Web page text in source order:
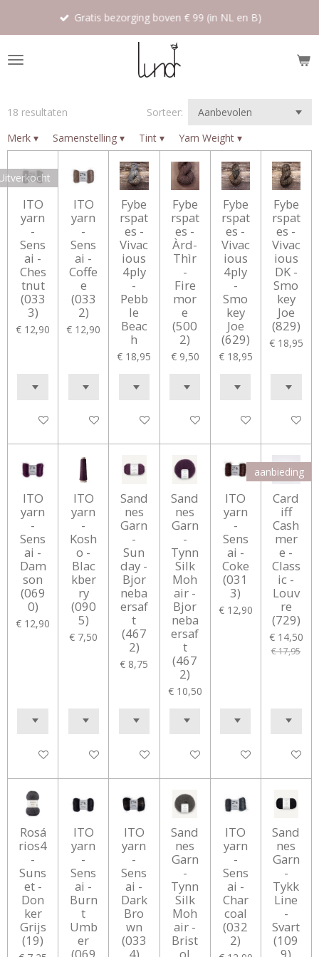
de
Gratis bezorging boven € 99 (in NL en B)
18 resultaten
Sorteer:
Merk ▾ Samenstelling ▾ Tint ▾ Yarn Weight ▾
ITO
yarn
-
Sens
ai -
Ches
tnut
(033
3)
€ 12,90
Houd mij op de hoogte
ITO
yarn
-
Sens
ai -
Coffe
e
(033
2)
€ 12,90
In winkelwagen
Fybe
rspat
es -
Vivac
ious
4ply
-
Pebb
le
Beac
h
€ 18,95
In winkelwagen
Fybe
rspat
es -
Àrd-
Thìr
-
Fire
mor
e
(500
2)
€ 9,50
In winkelwagen
Fybe
rspat
es -
Vivac
ious
4ply
-
Smo
key
Joe
(629)
€ 18,95
In winkelwagen
Fybe
rspat
es -
Vivac
ious
DK -
Smo
key
Joe
(829)
€ 18,95
In
ITO
yarn
-
Sens
ai -
Dam
son
(069
0)
€ 12,90
In winkelwagen
ITO
yarn
-
Kosh
o -
Blac
kber
ry
(090
5)
€ 7,50
In winkelwagen
Sand
nes
Garn
-
Sun
day -
Bjor
neba
ersaf
t
(467
2)
€ 8,75
In winkelwagen
Sand
nes
Garn
-
Tynn
Silk
Moh
air -
Bjor
neba
ersaf
t
(467
2)
€ 10,50
In winkelwagen
ITO
yarn
-
Sens
ai -
Coke
(031
3)
€ 12,90
In winkelwagen
aanbieding
Card
iff
Cash
mer
e -
Class
ic -
Louv
re
(729)
€ 14,50
€ 17,95
In
Rosá
rios4
-
Suns
et -
Don
ker
Grijs
(19)
ITO
yarn
-
Sens
ai -
Burn
t
Umb
er
ITO
yarn
-
Sens
ai -
Dark
Bro
wn
(033
Sand
nes
Garn
-
Tynn
Silk
Moh
air -
Brist
ITO
yarn
-
Sens
ai -
Char
coal
(032
2)
Sand
nes
Garn
-
Tykk
Line
-
Svart
(109